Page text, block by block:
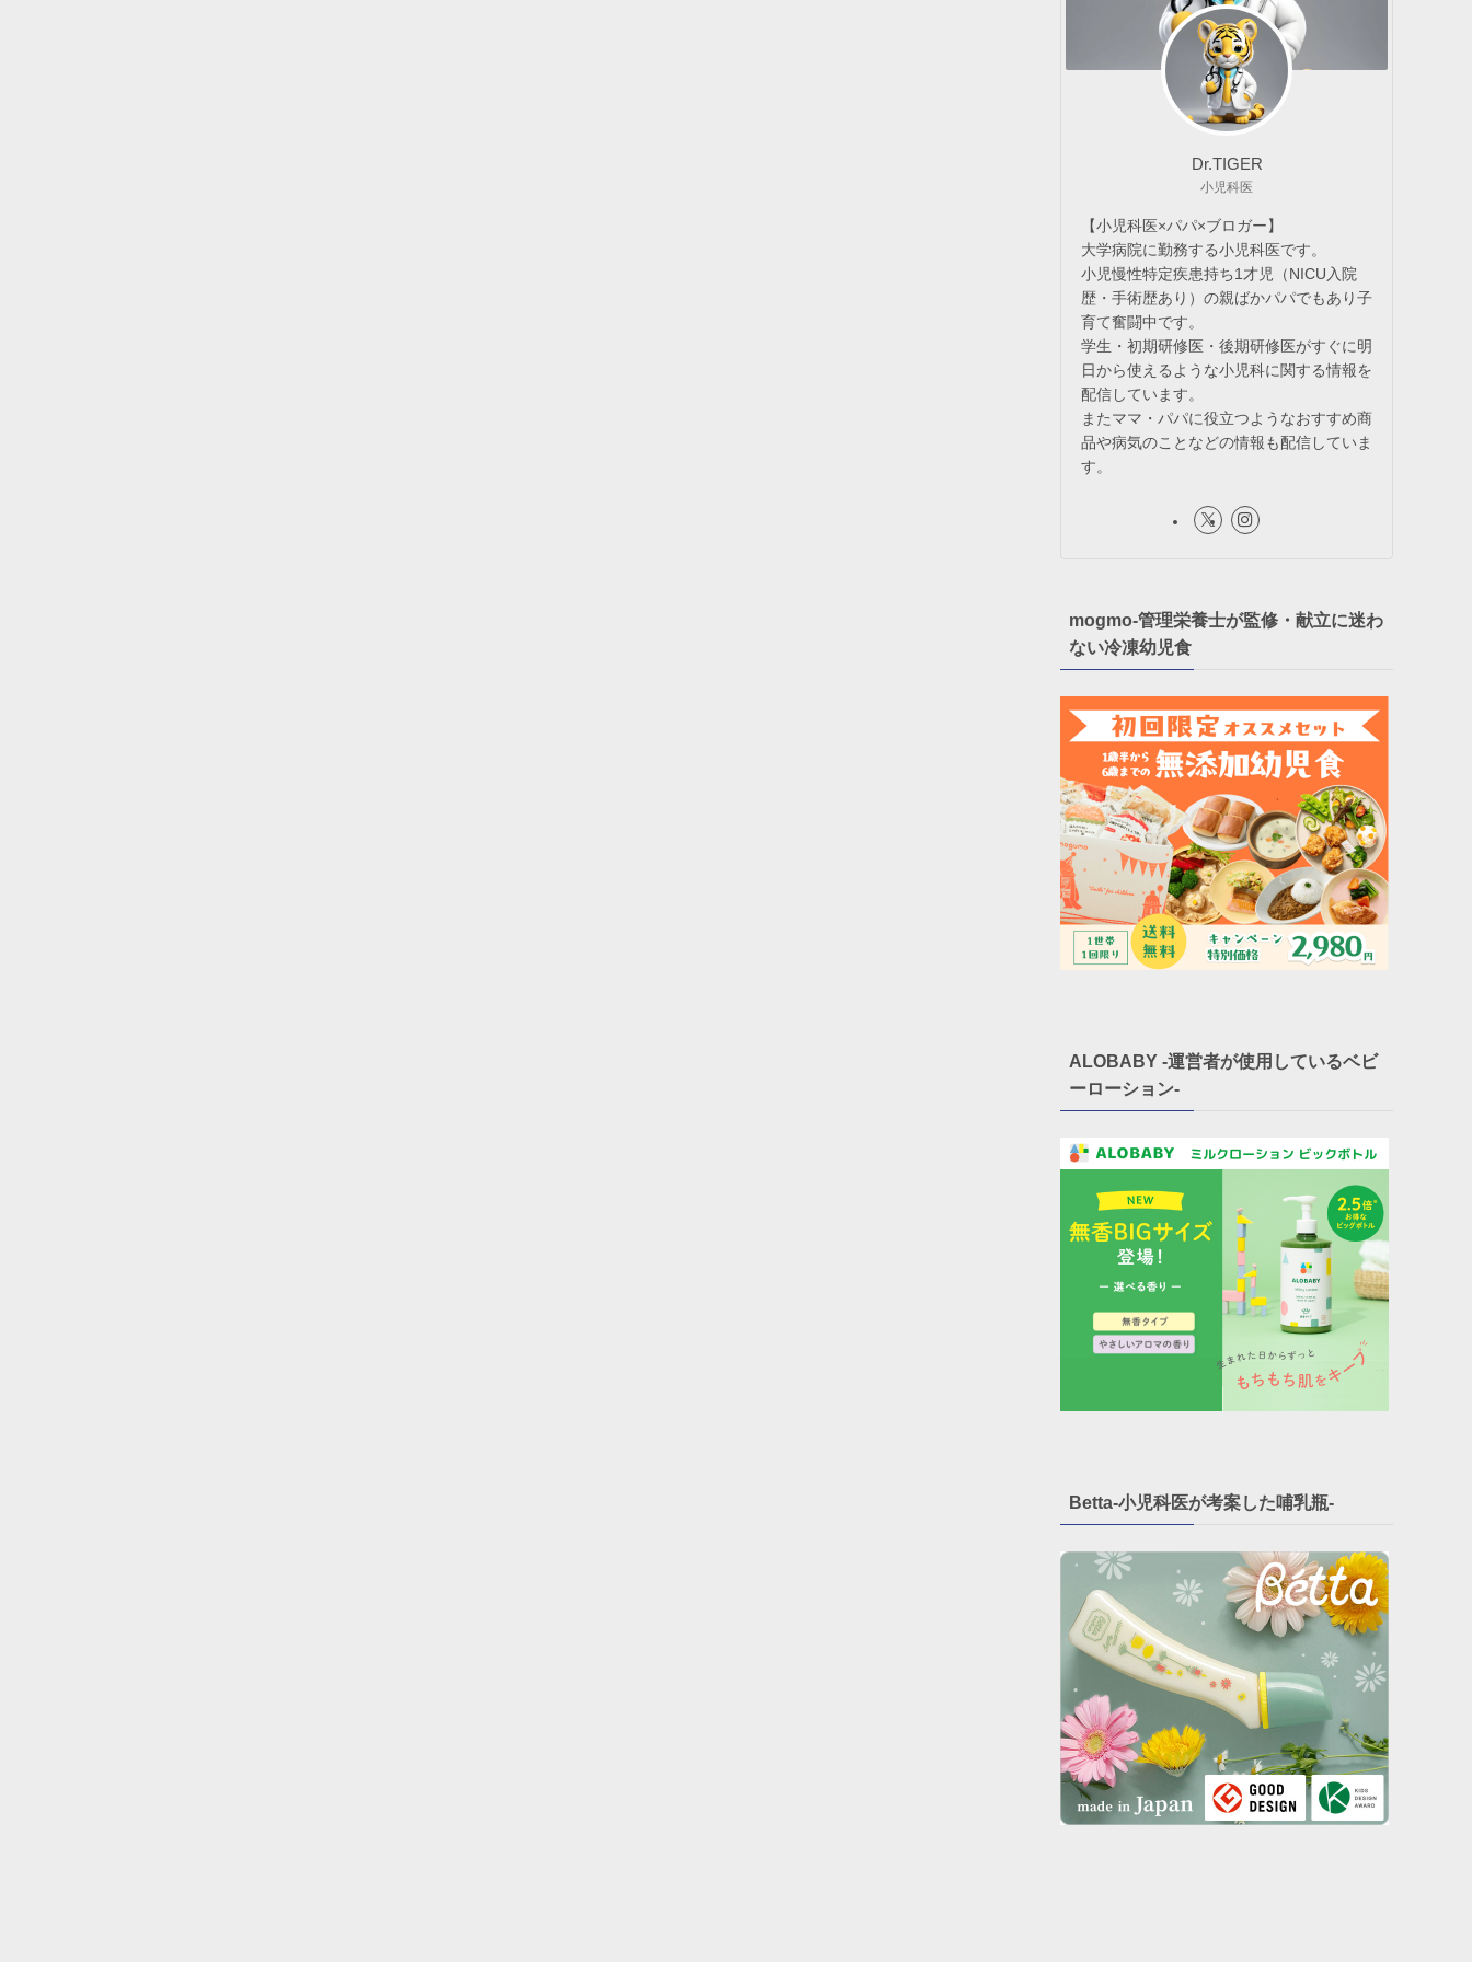
Dr.TIGER
小児科医
【小児科医×パパ×ブロガー】
大学病院に勤務する小児科医です。
小児慢性特定疾患持ち1才児（NICU入院
歴・手術歴あり）の親ばかパパでもあり子
育て奮闘中です。
学生・初期研修医・後期研修医がすぐに明
日から使えるような小児科に関する情報を
配信しています。
またママ・パパに役立つようなおすすめ商
品や病気のことなどの情報も配信していま
す。
mogmo-管理栄養士が監修・献立に迷わ
ない冷凍幼児食
ALOBABY -運営者が使用しているベビ
ーローション-
Betta-小児科医が考案した哺乳瓶-